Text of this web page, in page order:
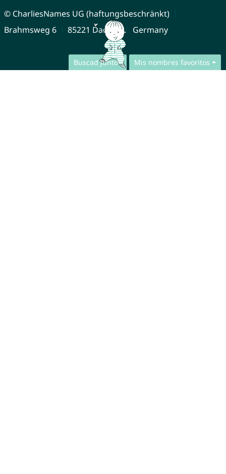
Buscad juntos Mis nombres favoritos
© CharliesNames UG (haftungsbeschränkt)
Brahmsweg 6
85221 Dachau Germany